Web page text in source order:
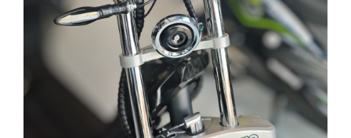
Cosuri, Cutii, Scaune
Diverse Electronice
Husa Tricicleta Electrica